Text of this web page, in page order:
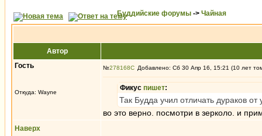
Буддийские форумы -> Чайная
Автор
Гость
Откуда: Wayne
№278168 Добавлено: Сб 30 Апр 16, 15:21 (10 лет
Фикус пишет:
Так Будда учил отличать дураков
во это верно. посмотри в зерколо. и
Наверх